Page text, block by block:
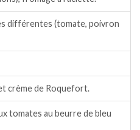
différentes (tomate, poivron
crème de Roquefort.
tomates au beurre de bleu